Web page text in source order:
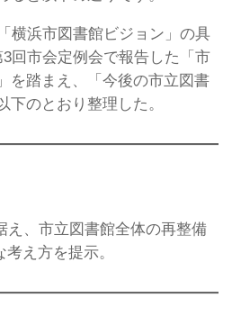
横浜市図書館ビジョン」の具
回市会定例会で報告した「市
を踏まえ、「今後の市立図書
下のとおり整理した。
え、市立図書館全体の再整備
え方を提示。